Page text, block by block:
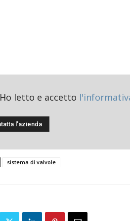
Ho letto e accetto
sistema di valvole